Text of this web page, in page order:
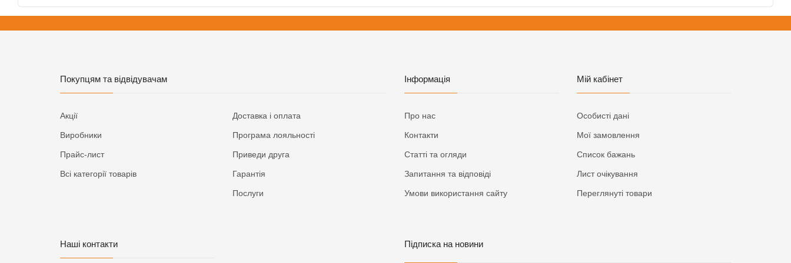
Покупцям та відвідувачам
Акції
Виробники
Прайс-лист
Всі категорії товарів
Доставка і оплата
Програма лояльності
Приведи друга
Гарантія
Послуги
Інформація
Про нас
Контакти
Статті та огляди
Запитання та відповіді
Умови використання сайту
Мій кабінет
Особисті дані
Мої замовлення
Список бажань
Лист очікування
Переглянуті товари
Наші контакти Підписка на новини